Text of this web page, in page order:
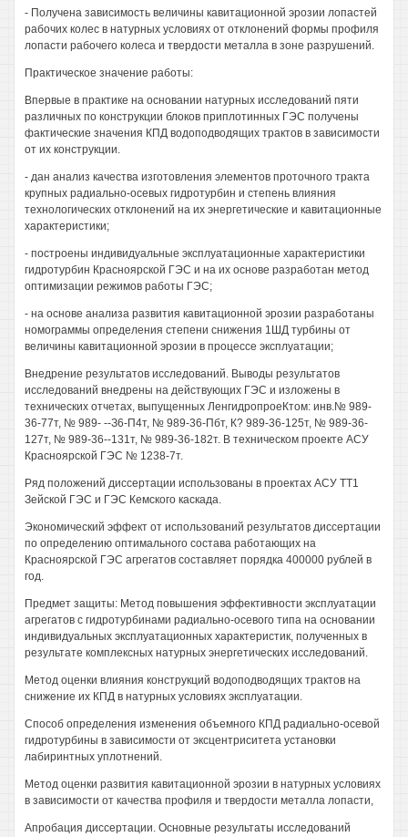
- Получена зависимость величины кавитационной эрозии лопастей
рабочих колес в натурных условиях от отклонений формы профиля
лопасти рабочего колеса и твердости металла в зоне разрушений.
Практическое значение работы:
Впервые в практике на основании натурных исследований пяти
различных по конструкции блоков приплотинных ГЭС получены
фактические значения КПД водоподводящих трактов в зависимости
от их конструкции.
- дан анализ качества изготовления элементов проточного тракта
крупных радиально-осевых гидротурбин и степень влияния
технологических отклонений на их энергетические и кавитационные
характеристики;
- построены индивидуальные эксплуатационные характеристики
гидротурбин Красноярской ГЭС и на их основе разработан метод
оптимизации режимов работы ГЭС;
- на основе анализа развития кавитационной эрозии разработаны
номограммы определения степени снижения 1ШД турбины от
величины кавитационной эрозии в процессе эксплуатации;
Внедрение результатов исследований. Выводы результатов
исследований внедрены на действующих ГЭС и изложены в
технических отчетах, выпущенных ЛенгидропроеКтом: инв.№ 989-
36-77т, № 989- --З6-П4т, № 989-36-Пбт, К? 989-36-125т, № 989-36-
127т, № 989-36--131т, № 989-36-182т. В техническом проекте АСУ
Красноярской ГЭС № 1238-7т.
Ряд положений диссертации использованы в проектах АСУ ТТ1
Зейской ГЭС и ГЭС Кемского каскада.
Экономический эффект от использований результатов диссертации
по определению оптимального состава работающих на
Красноярской ГЭС агрегатов составляет порядка 400000 рублей в
год.
Предмет защиты: Метод повышения эффективности эксплуатации
агрегатов с гидротурбинами радиально-осевого типа на основании
индивидуальных эксплуатационных характеристик, полученных в
результате комплексных натурных энергетических исследований.
Метод оценки влияния конструкций водоподводящих трактов на
снижение их КПД в натурных условиях эксплуатации.
Способ определения изменения объемного КПД радиально-осевой
гидротурбины в зависимости от эксцентриситета установки
лабиринтных уплотнений.
Метод оценки развития кавитационной эрозии в натурных условиях
в зависимости от качества профиля и твердости металла лопасти,
Апробация диссертации. Основные результаты исследований